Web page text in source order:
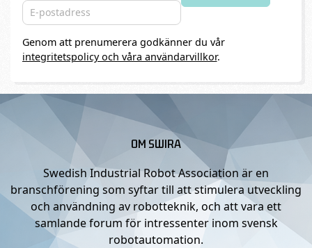
Genom att prenumerera godkänner du vår
integritetspolicy och våra användarvillkor.
OM SWIRA
Swedish Industrial Robot Association är en
branschförening som syftar till att stimulera utveckling
och användning av robotteknik, och att vara ett
samlande forum för intressenter inom svensk
robotautomation.